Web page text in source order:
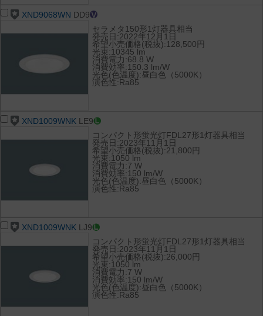
XND9068WN DD9
セラメタ150形1灯器具相当
発売日:2022年12月1日
希望小売価格(税抜):128,500円
光束:10345 lm
消費電力:68.8 W
消費効率:150.3 lm/W
光色(色温度):昼白色（5000K）
演色性:Ra85
XND1009WNK LE9
コンパクト形蛍光灯FDL27形1灯器具相当
発売日:2023年11月1日
希望小売価格(税抜):21,800円
光束:1050 lm
消費電力:7 W
消費効率:150 lm/W
光色(色温度):昼白色（5000K）
演色性:Ra85
XND1009WNK LJ9
コンパクト形蛍光灯FDL27形1灯器具相当
発売日:2023年11月1日
希望小売価格(税抜):26,000円
光束:1050 lm
消費電力:7 W
消費効率:150 lm/W
光色(色温度):昼白色（5000K）
演色性:Ra85